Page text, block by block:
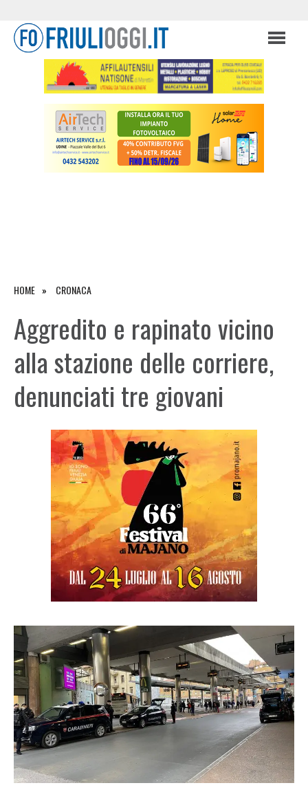
HOME CRONACA
Aggredito e rapinato vicino
alla stazione delle corriere,
denunciati tre giovani